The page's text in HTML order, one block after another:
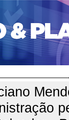
CADASTRO
SUBMISSÕES
TUTORIAL PARA